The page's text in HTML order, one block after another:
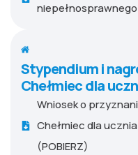
niepełnosprawnego
Stypendium i
Chełmiec dla
Wniosek o
Chełmiec dla
(POBIERZ)